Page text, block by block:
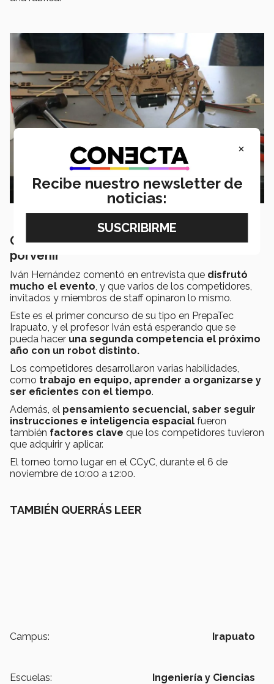
Grandes aprendizajes y detalles del
porvenir
Iván Hernández comentó en entrevista que disfrutó
mucho el evento , y que varios de los competidores,
invitados y miembros de staff opinaron lo mismo.
Este es el primer concurso de su tipo en PrepaTec
Irapuato, y el profesor Iván está esperando que se
pueda hacer una segunda competencia el próximo
año con un robot distinto.
Los competidores desarrollaron varias habilidades,
como trabajo en equipo, aprender a organizarse y
ser eficientes con el tiempo.
Además, el pensamiento secuencial, saber seguir
instrucciones e inteligencia espacial fueron
también factores clave que los competidores tuvieron
que adquirir y aplicar.
El torneo tomo lugar en el CCyC, durante el 6 de
noviembre de 10:00 a 12:00.
TAMBIÉN QUERRÁS LEER
Campus: Irapuato
Escuelas: Ingeniería y Ciencias
×
Recibe nuestro newsletter de
noticias: